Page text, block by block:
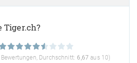
Tiger.ch?
Bewertungen, Durchschnitt: 6,67 aus 10)